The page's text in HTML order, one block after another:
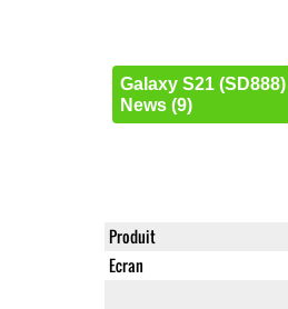
Galaxy S21 (SD888)
News (9)
Produit
Ecran